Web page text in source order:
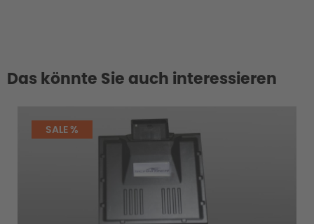
Original AC Schnitzer Spring kits
Das könnte Sie auch interessieren
SALE %